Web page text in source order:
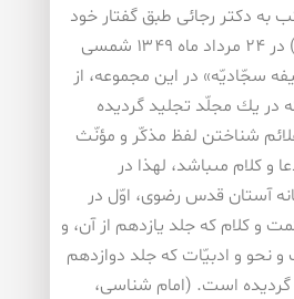
به دكتر رجائى طبق گفتار خود
ايشان (يعنى مهدى ولائى) در ۲۴ مرداد ماه ۱۳۴۹ شمسى
سجّاديّه» در اين مجموعه، از
در يك مجلّد تجليد گرديده
شناختن لفظ مذكّر و مؤنّث
كلام مى‏باشد، لهذا در
آستان قدس رضوى، اوّل در
كلام كه جلد يازدهم از آن، و
و ادبيّات كه جلد دوازدهم
است. (امام شناسى،